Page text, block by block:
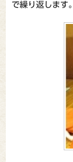
で繰り返します。